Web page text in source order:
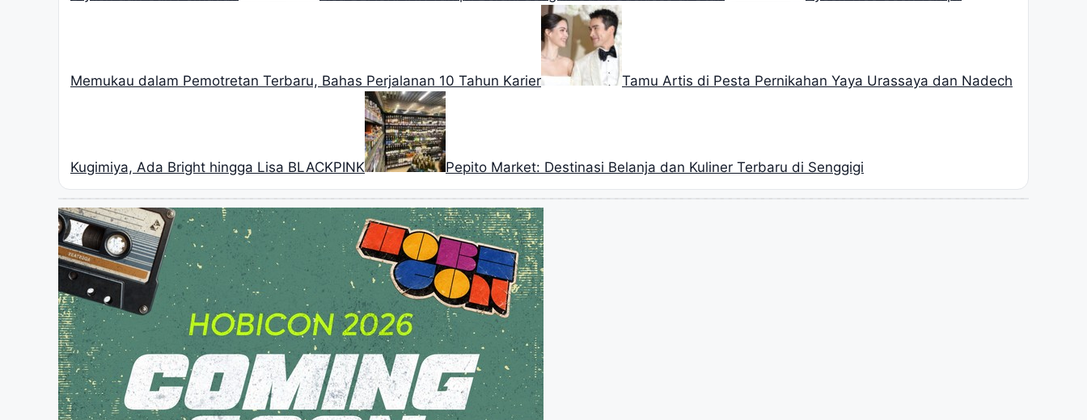
Memukau dalam Pemotretan Terbaru, Bahas Perjalanan 10 Tahun Karier Tamu Artis di Pesta Pernikahan Yaya Urassaya dan Nadech
Kugimiya, Ada Bright hingga Lisa BLACKPINK Pepito Market: Destinasi Belanja dan Kuliner Terbaru di Senggigi